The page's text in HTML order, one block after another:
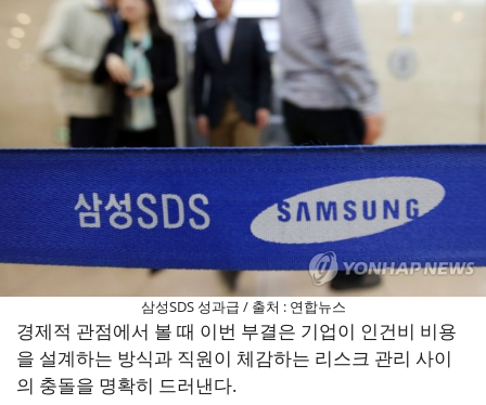
삼성SDS 성과급 / 출처 : 연합뉴스
경제적 관점에서 볼 때 이번 부결은 기업이 인건비 비용
을 설계하는 방식과 직원이 체감하는 리스크 관리 사이
의 충돌을 명확히 드러낸다.